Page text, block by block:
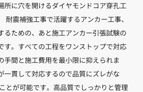
所に穴を開けるダイヤモンドコア穿孔工
耐震補強工事で活躍するアンカー工事、
るための、あと施工アンカー引張試験の
す。すべての工程をワンストップで対応
手間と施工費用を最小限に抑えられま
一貫して対応するので品質にズレがな
とが可能です。高品質でしっかりと管理